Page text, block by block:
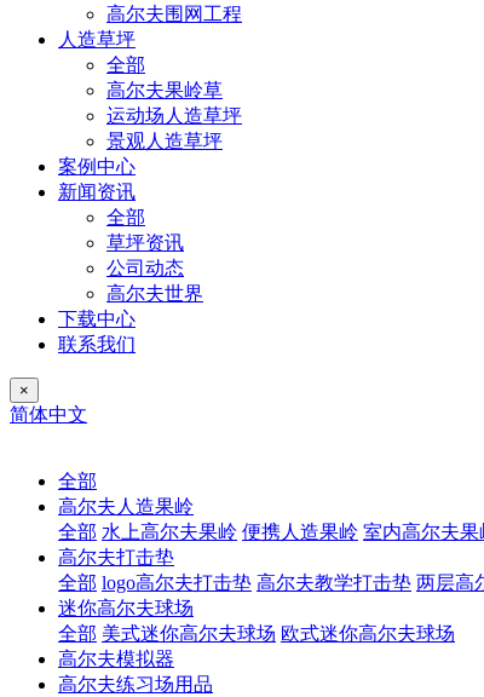
高尔夫围网工程
人造草坪
全部
高尔夫果岭草
运动场人造草坪
景观人造草坪
案例中心
新闻资讯
全部
草坪资讯
公司动态
高尔夫世界
下载中心
联系我们
×
简体中文
全部
高尔夫人造果岭
全部 水上高尔夫果岭 便携人造果岭 室内高尔夫果
高尔夫打击垫
全部 logo高尔夫打击垫 高尔夫教学打击垫 两层高
迷你高尔夫球场
全部 美式迷你高尔夫球场 欧式迷你高尔夫球场
高尔夫模拟器
高尔夫练习场用品